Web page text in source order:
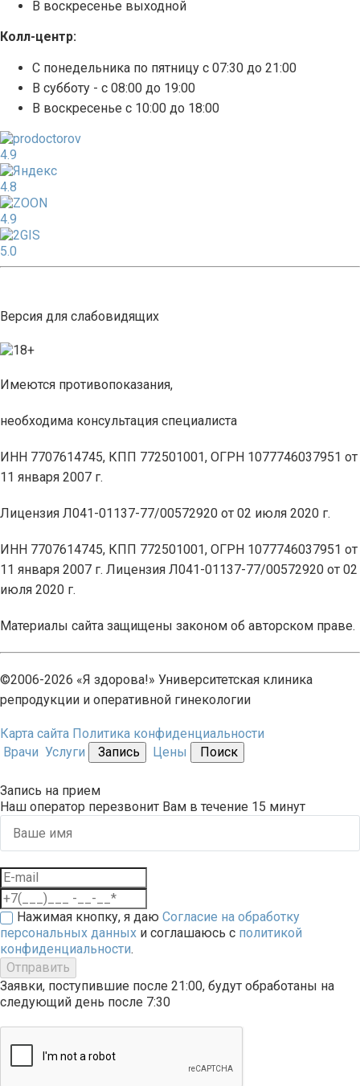
В воскресенье выходной
Колл-центр:
С понедельника по пятницу с 07:30 до 21:00
В субботу - с 08:00 до 19:00
В воскресенье с 10:00 до 18:00
4.9
4.8
4.9
5.0
Версия для слабовидящих
Имеются противопоказания,
необходима консультация специалиста
ИНН 7707614745, КПП 772501001, ОГРН 1077746037951 от
11 января 2007 г.
Лицензия Л041-01137-77/00572920 от 02 июля 2020 г.
ИНН 7707614745, КПП 772501001, ОГРН 1077746037951 от
11 января 2007 г. Лицензия Л041-01137-77/00572920 от 02
июля 2020 г.
Материалы сайта защищены законом об авторском праве.
©2006-2026 «Я здорова!» Университетская клиника
репродукции и оперативной гинекологии
Карта сайта Политика конфиденциальности
Врачи Услуги Запись Цены Поиск
Запись на прием
Наш оператор перезвонит Вам в течение 15 минут
Нажимая кнопку, я даю Согласие на обработку
персональных данных и соглашаюсь с политикой
конфиденциальности.
Отправить
Заявки, поступившие после 21:00, будут обработаны на
следующий день после 7:30